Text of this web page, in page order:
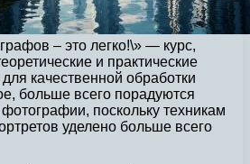
– это легко!\» — курс,
и практические
качественной обработки
больше всего порадуются
поскольку техникам
уделено больше всего